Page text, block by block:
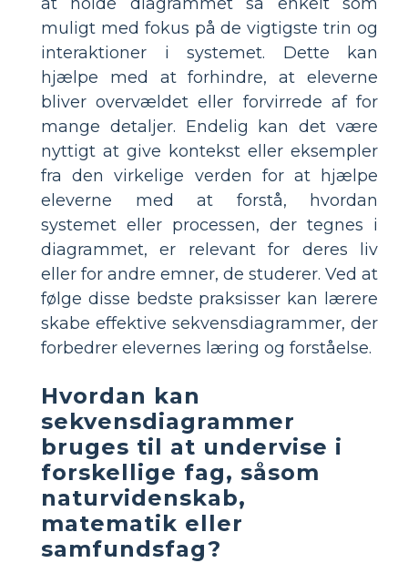
muligt med fokus på de vigtigste trin og
interaktioner i systemet. Dette kan
hjælpe med at forhindre, at eleverne
bliver overvældet eller forvirrede af for
mange detaljer. Endelig kan det være
nyttigt at give kontekst eller eksempler
fra den virkelige verden for at hjælpe
eleverne med at forstå, hvordan
systemet eller processen, der tegnes i
diagrammet, er relevant for deres liv
eller for andre emner, de studerer. Ved at
følge disse bedste praksisser kan lærere
skabe effektive sekvensdiagrammer, der
forbedrer elevernes læring og forståelse.
Hvordan kan
sekvensdiagrammer
bruges til at undervise i
forskellige fag, såsom
naturvidenskab,
matematik eller
samfundsfag?